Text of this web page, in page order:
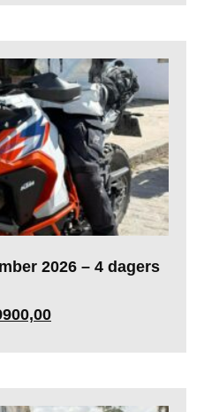
2026 – 4 dagers